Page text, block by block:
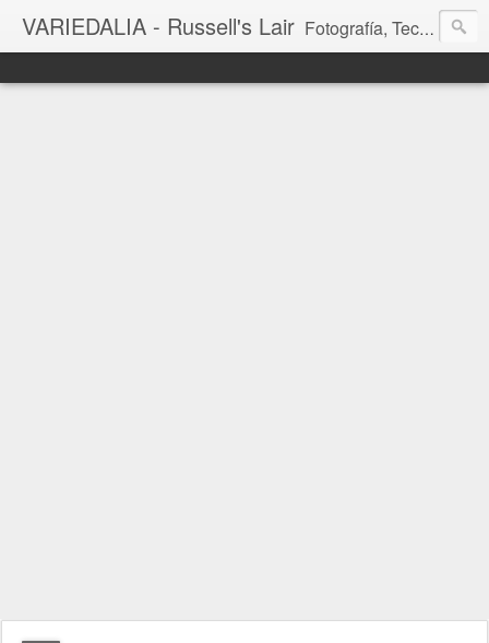
VARIEDALIA - Russell's Lair Fotografía, Tecnología, Cine y Videojuegos en un Blog Multitemática. El rinconcito del creador de FotoMuseo 3D y Left 4 SGC.